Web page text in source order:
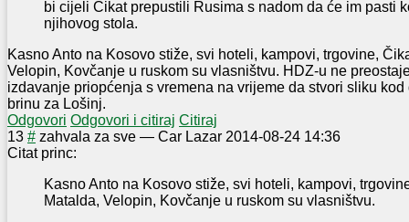
bi cijeli Čikat prepustili Rusima s nadom da će im pasti
njihovog stola.
Kasno Anto na Kosovo stiže, svi hoteli, kampovi, trgovine,
Velopin, Kovčanje u ruskom su vlasništvu. HDZ-u ne
izdavanje priopćenja s vremena na vrijeme da stvori sliku
brinu za Lošinj.
Odgovori Odgovori i citiraj Citiraj
13 # zahvala za sve — Car Lazar 2014-08-24 14:36
Citat princ:
Kasno Anto na Kosovo stiže, svi hoteli, kampovi,
Matalda, Velopin, Kovčanje u ruskom su vlasništvu.